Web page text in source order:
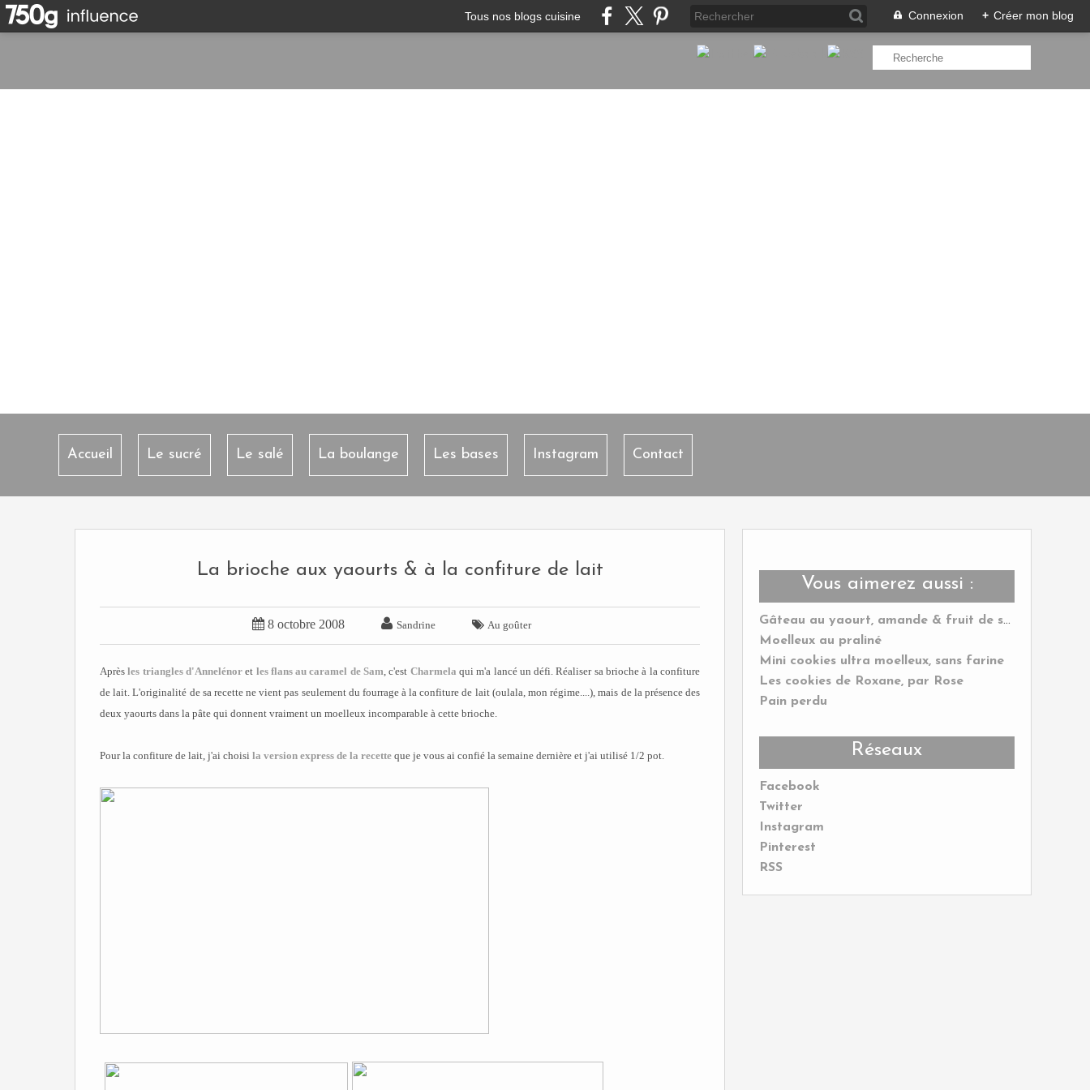
Tous nos blogs cuisine Connexion + Créer mon blog
Accueil Le sucré Le salé La boulange Les bases Instagram Contact
Vous aimerez aussi :
Gâteau au yaourt, amande & fruit de saison
Moelleux au praliné
Mini cookies ultra moelleux, sans farine
Les cookies de Roxane, par Rose
Pain perdu
Réseaux
Facebook
Twitter
Instagram
Pinterest
RSS
La brioche aux yaourts & à la confiture de lait
 8 octobre 2008  Sandrine  Au goûter
Aprèsles triangles d'Annelénoret les flans au caramel de Sam, c'est Charmela qui m'a lancé un défi. Réaliser sa brioche à la confiture
de lait. L'originalité de sa recette ne vient pas seulement du fourrage à la confiture de lait (oulala, mon régime....), mais de la présence des
deux yaourts dans la pâte qui donnent vraiment un moelleux incomparable à cette brioche.
Pour la confiture de lait, j'ai choisi la version express de la recette que je vous ai confié la semaine dernière et j'ai utilisé 1/2 pot.